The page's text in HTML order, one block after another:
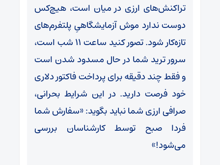
تراکنش‌های ارزی در میان است، هیچ‌کس
دوست ندارد موش آزمایشگاهیِ پلتفرم‌های
تازه‌کار شود. تصور کنید ساعت ۱۱ شب است،
سرور ترید شما در حال مسدود شدن است
و فقط چند دقیقه برای پرداخت فاکتور دلاری
خود فرصت دارید. در این شرایط بحرانی،
صرافی ارزی شما نباید بگوید: «سفارش شما
فردا صبح توسط کارشناسان بررسی
می‌شود!»